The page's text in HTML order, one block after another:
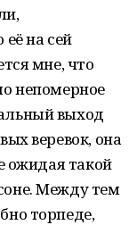
на сей
мне, что
непомерное
выход
веревок, она
ожидая такой
Между тем
торпеде,